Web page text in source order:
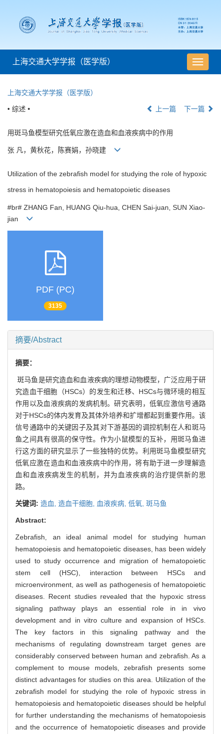
导
航
上海交通大学学报（医学版）
上海交通大学学报（医学版）
• 综述 • 上一篇 下一篇
用斑马鱼模型研究低氧应激在造血和血液疾病中的作用
张 凡，黄秋花，陈赛娟，孙晓建
Utilization of the zebrafish model for studying the role of hypoxic
stress in hematopoiesis and hematopoietic diseases
#br# ZHANG Fan, HUANG Qiu-hua, CHEN Sai-juan, SUN Xiao-
jian
PDF (PC)
3135
摘要/Abstract
摘要：
斑马鱼是研究造血和血液疾病的理想动物模型，广泛应用于研
究造血干细胞（HSCs）的发生和迁移、HSCs与微环境的相互
作用以及血液疾病的发病机制。研究表明，低氧应激信号通路
对于HSCs的体内发育及其体外培养和扩增都起到重要作用。该
信号通路中的关键因子及其对下游基因的调控机制在人和斑马
鱼之间具有很高的保守性。作为小鼠模型的互补，用斑马鱼进
行这方面的研究显示了一些独特的优势。利用斑马鱼模型研究
低氧应激在造血和血液疾病中的作用，将有助于进一步理解造
血和血液疾病发生的机制，并为血液疾病的治疗提供新的思
路。
关键词: 造血, 造血干细胞, 血液疾病, 低氧, 斑马鱼
Abstract:
Zebrafish, an ideal animal model for studying human
hematopoiesis and hematopoietic diseases, has been widely
used to study occurrence and migration of hematopoietic
stem cell (HSC), interaction between HSCs and
microenvironment, as well as pathogenesis of hematopoietic
diseases. Recent studies revealed that the hypoxic stress
signaling pathway plays an essential role in in vivo
development and in vitro culture and expansion of HSCs.
The key factors in this signaling pathway and the
mechanisms of regulating downstream target genes are
considerably conserved between human and zebrafish. As a
complement to mouse models, zebrafish presents some
distinct advantages for studies on this area. Utilization of the
zebrafish model for studying the role of hypoxic stress in
hematopoiesis and hematopoietic diseases should be helpful
for further understanding the mechanisms of hematopoiesis
and the occurrence of hematopoietic diseases and provide